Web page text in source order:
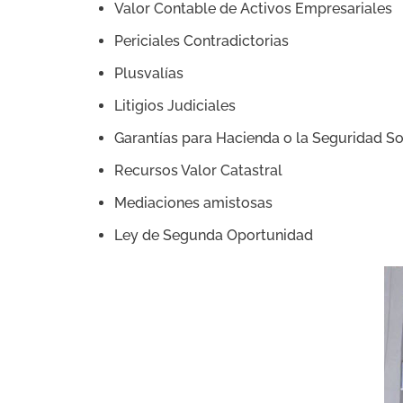
Valor Contable de Activos Empresariales
Periciales Contradictorias
Plusvalías
Litigios Judiciales
Garantías para Hacienda o la Seguridad
Recursos Valor Catastral
Mediaciones amistosas
Ley de Segunda Oportunidad